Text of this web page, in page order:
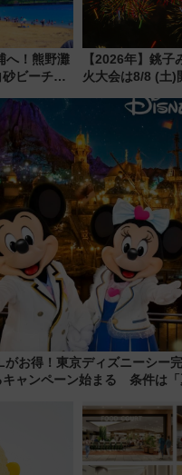
へ！熊野灘
ビーチは
【2026年】銚
火大会は8/8 (土)
報、利根川に咲
力＆屋台を満喫
お得！東京ディズニーシー
キャンペーン始まる 条件は「